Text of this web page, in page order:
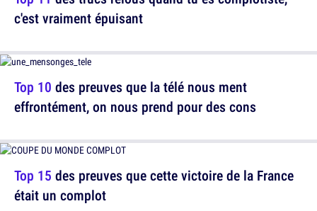
Top 10 des preuves que la télé nous ment
effrontément, on nous prend pour des cons
c'est vraiment épuisant
Top 15 des preuves que cette victoire de la France
était un complot